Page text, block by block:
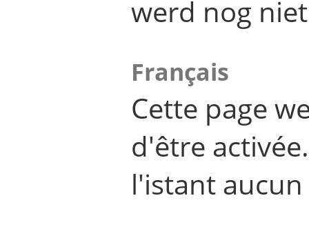
werd nog
Français
Cette page
d'être
l'istant